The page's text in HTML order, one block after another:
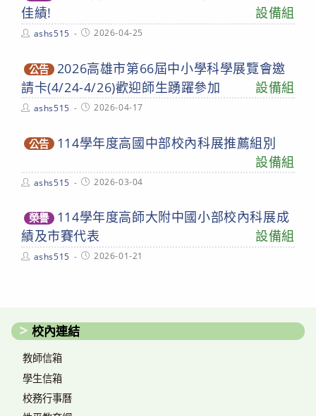
佳績!
設備組
Postashs515
Post2026-04-25
公告 2026高雄市第66屆中小學科學展覽會邀
請卡(4/24-4/26)歡迎師生踴躍參加
設備組
Postashs515
Post2026-04-17
公告
114學年度高國中部校內科展推薦組別
設備組
Postashs515
Post2026-03-04
榮譽
114學年度高師大附中國小部校內科展成
績及市賽代表
設備組
Postashs515
Post2026-01-21
校內連結
教師信箱
學生信箱
校務行事曆